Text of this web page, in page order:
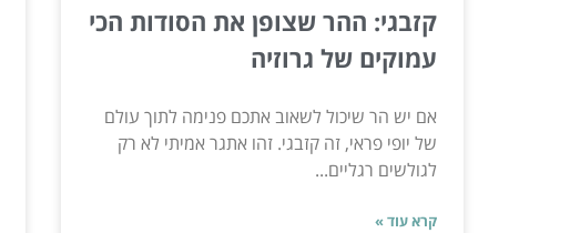
קזבגי: ההר שצופן את הסודות הכי
עמוקים של גרוזיה
אם יש הר שיכול לשאוב אתכם פנימה לתוך עולם
של יופי פראי, זה קזבגי. זהו אתגר אמיתי לא רק
לגולשים רגליים...
קרא עוד »